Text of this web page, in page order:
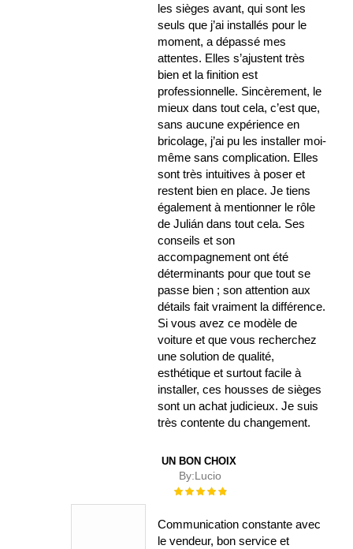
les sièges avant, qui sont les
seuls que j’ai installés pour le
moment, a dépassé mes
attentes. Elles s’ajustent très
bien et la finition est
professionnelle. Sincèrement, le
mieux dans tout cela, c’est que,
sans aucune expérience en
bricolage, j’ai pu les installer moi-
même sans complication. Elles
sont très intuitives à poser et
restent bien en place. Je tiens
également à mentionner le rôle
de Julián dans tout cela. Ses
conseils et son
accompagnement ont été
déterminants pour que tout se
passe bien ; son attention aux
détails fait vraiment la différence.
Si vous avez ce modèle de
voiture et que vous recherchez
une solution de qualité,
esthétique et surtout facile à
installer, ces housses de sièges
sont un achat judicieux. Je suis
très contente du changement.
UN BON CHOIX
By:Lucio
Évaluation :
Communication constante avec
le vendeur, bon service et